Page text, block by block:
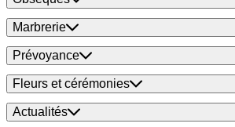
Marbrerie
Prévoyance
Fleurs et cérémonies
Actualités